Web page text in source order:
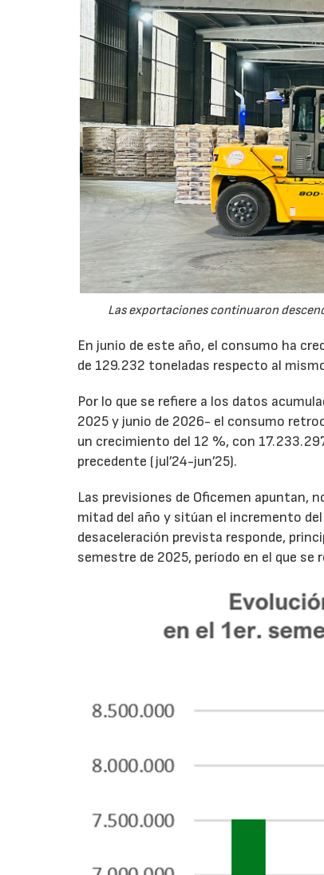
Las exportaciones continuaron
En junio de este año, el consumo ha
de 129.232 toneladas respecto al
Por lo que se refiere a los datos
2025 y junio de 2026- el consumo
un crecimiento del 12 %, con
precedente (jul’24-jun’25).
Las previsiones de Oficemen apuntan,
mitad del año y sitúan el incremento
desaceleración prevista responde,
semestre de 2025, período en el que